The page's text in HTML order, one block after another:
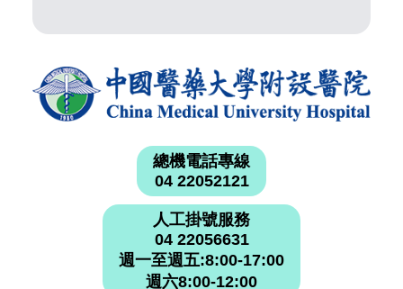
總機電話專線
04 22052121
人工掛號服務
04 22056631
週一至週五:8:00-17:00
週六8:00-12:00